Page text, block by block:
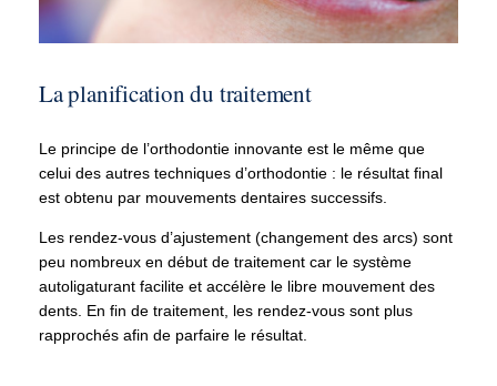
La planification du traitement
Le principe de l’orthodontie innovante est le même que
celui des autres techniques d’orthodontie : le résultat final
est obtenu par mouvements dentaires successifs.
Les rendez-vous d’ajustement (changement des arcs) sont
peu nombreux en début de traitement car le système
autoligaturant facilite et accélère le libre mouvement des
dents. En fin de traitement, les rendez-vous sont plus
rapprochés afin de parfaire le résultat.